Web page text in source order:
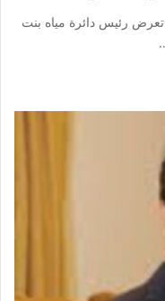
تعرض رئيس دائرة مياه بنت